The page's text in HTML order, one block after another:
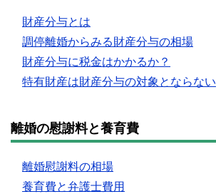
財産分与とは
調停離婚からみる財産分与の相場
財産分与に税金はかかるか？
特有財産は財産分与の対象とならない
離婚の慰謝料と養育費
離婚慰謝料の相場
養育費と弁護士費用